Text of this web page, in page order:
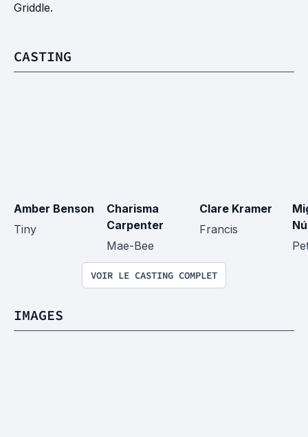
Griddle.
CASTING
Amber Benson
Tiny
Charisma
Carpenter
Mae-Bee
Clare Kramer
Francis
VOIR LE CASTING COMPLET
IMAGES